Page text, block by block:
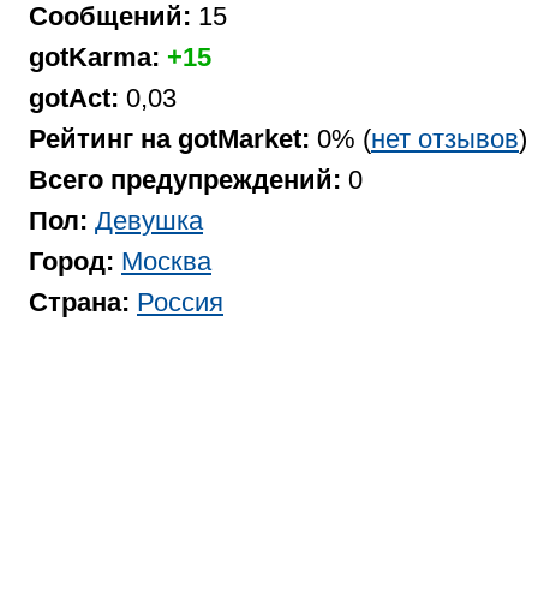
Сообщений: 15
gotKarma: +15
gotAct: 0,03
Рейтинг на gotMarket: 0% (нет отзывов)
Всего предупреждений: 0
Пол: Девушка
Город: Москва
Страна: Россия